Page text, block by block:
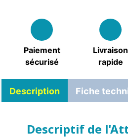
Paiement
sécurisé
Livraison
rapide
Description Fiche
Descriptif de